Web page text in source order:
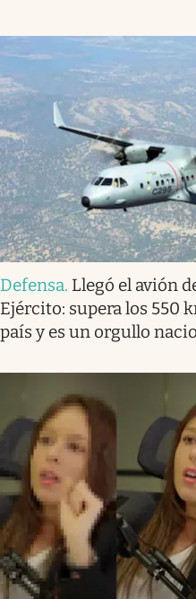
Defensa. Llegó el avión
Ejército: supera los 550
país y es un orgullo